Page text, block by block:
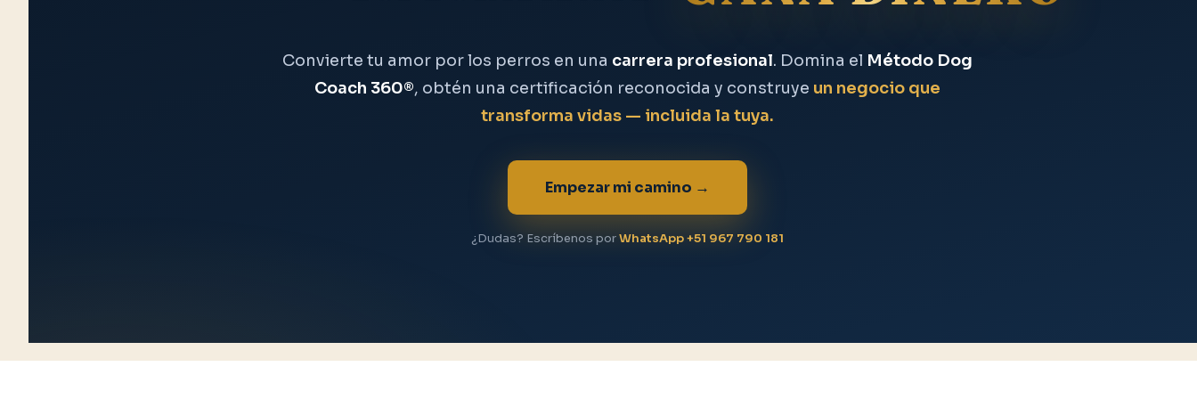
Convierte tu amor por los perros en una carrera profesional. Domina el Método Dog
Coach 360®, obtén una certificación reconocida y construye un negocio que
transforma vidas — incluida la tuya.
Empezar mi camino →
¿Dudas? Escríbenos porWhatsApp +51 967 790 181